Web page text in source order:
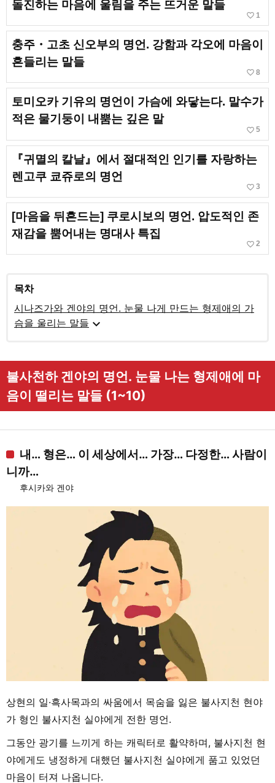
돌진하는 마음에 울림을 주는 뜨거운 말들
favorite_border 1
충주・고초 신오부의 명언. 강함과 각오에 마음이
흔들리는 말들
favorite_border 8
토미오카 기유의 명언이 가슴에 와닿는다. 말수가
적은 물기둥이 내뿜는 깊은 말
favorite_border 5
『귀멸의 칼날』에서 절대적인 인기를 자랑하는
렌고쿠 쿄쥬로의 명언
favorite_border 3
[마음을 뒤흔드는] 쿠로시보의 명언. 압도적인 존
재감을 뿜어내는 명대사 특집
favorite_border 2
목차
시나즈가와 겐야의 명언. 눈물 나게 만드는 형제애의 가
슴을 울리는 말들 expand_more
불사천하 겐야의 명언. 눈물 나는 형제애에 마
음이 떨리는 말들 (1~10)
내… 형은… 이 세상에서… 가장… 다정한… 사람이
니까…
후시카와 겐야
상현의 일·흑사목과의 싸움에서 목숨을 잃은 불사지천 현야
가 형인 불사지천 실야에게 전한 명언.
그동안 광기를 느끼게 하는 캐릭터로 활약하며, 불사지천 현
야에게도 냉정하게 대했던 불사지천 실야에게 품고 있었던
마음이 터져 나옵니다.